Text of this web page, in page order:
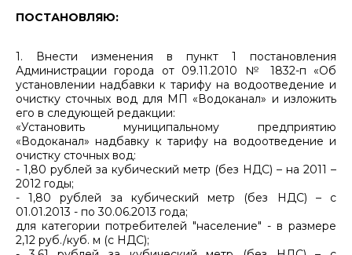
ПОСТАНОВЛЯЮ:
1. Внести изменения в пункт 1 постановления
Администрации города от 09.11.2010 № 1832-п «Об
установлении надбавки к тарифу на водоотведение и
очистку сточных вод для МП «Водоканал» и изложить
его в следующей редакции:
«Установить муниципальному предприятию
«Водоканал» надбавку к тарифу на водоотведение и
очистку сточных вод:
- 1,80 рублей за кубический метр (без НДС) – на 2011 –
2012 годы;
- 1,80 рублей за кубический метр (без НДС) – с
01.01.2013 - по 30.06.2013 года;
для категории потребителей "население" - в размере
2,12 руб./куб. м (с НДС);